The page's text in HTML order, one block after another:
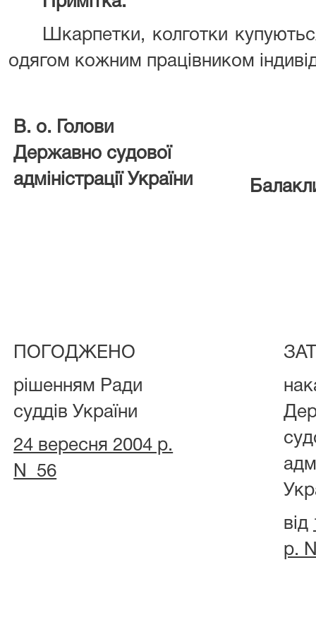
Шкарпетки, колготки
одягом кожним працівником
В. о. Голови
Державно судової
адміністрації України
ПОГОДЖЕНО
рішенням Ради
суддів України
24 вересня 2004 р.
N 56
від
р.